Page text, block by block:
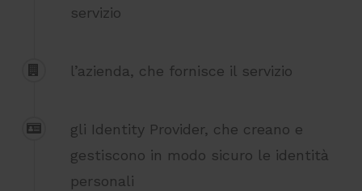
servizio
l’azienda, che fornisce il servizio
gli Identity Provider, che creano e
gestiscono in modo sicuro le identità
personali